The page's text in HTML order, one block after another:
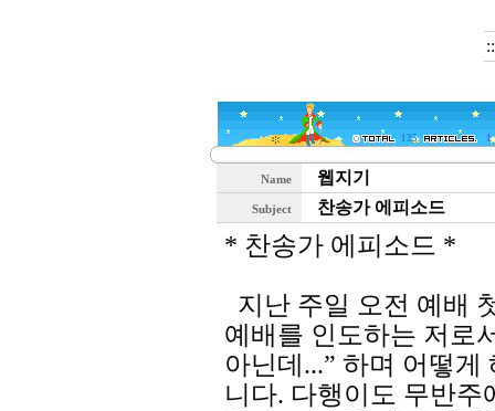
125 1
Name 웹지기
Subject 찬송가 에피소드
* 찬송가 에피소드 *
지난 주일 오전 예배
예배를 인도하는 저로
아닌데...” 하며 어떻
니다. 다행이도 무반